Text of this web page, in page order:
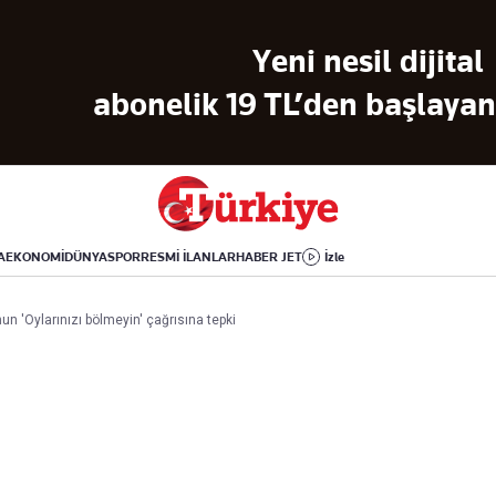
Yeni nesil dijital
abonelik 19 TL’den
EKONOMİDÜNYASPORRESMİ İLANLARHABER JET İzle
İsrail-Gazze
Yemek
Aktüel
Sinema
Kitap
'Oylarınızı bölmeyin' çağrısına tepki